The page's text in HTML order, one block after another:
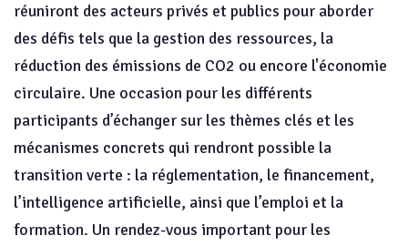
réuniront des acteurs privés et publics pour aborder
des défis tels que la gestion des ressources, la
réduction des émissions de CO2 ou encore l'économie
circulaire. Une occasion pour les différents
participants d’échanger sur les thèmes clés et les
mécanismes concrets qui rendront possible la
transition verte : la réglementation, le financement,
l’intelligence artificielle, ainsi que l’emploi et la
formation. Un rendez-vous important pour les